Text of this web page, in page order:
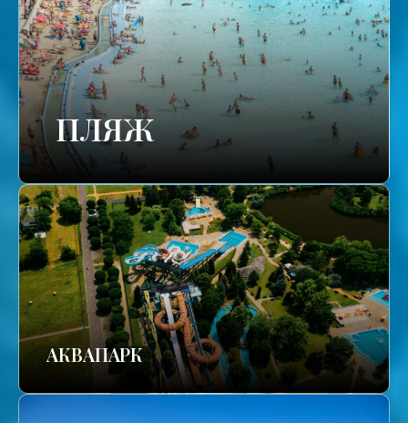
ПЛЯЖ
АКВАПАРК